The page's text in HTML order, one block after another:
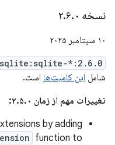
نسخه ۲ .۶.۰
۱۰ سپتامبر ۲۰۲۵
*:2.6.0
شامل این کامیت‌ها است.
تغییرات مهم از زمان ۲.۵.۰:
by adding
function to